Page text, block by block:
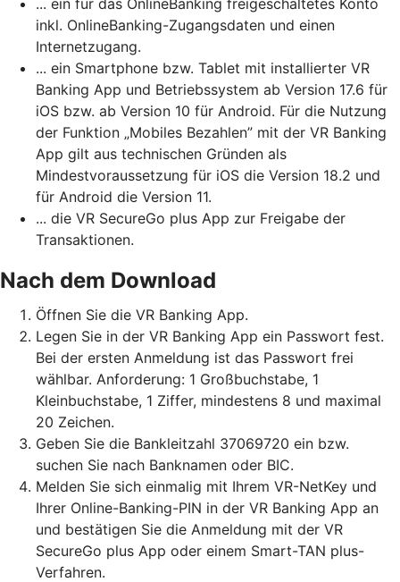
inkl. OnlineBanking-Zugangsdaten und einen
Internetzugang.
... ein Smartphone bzw. Tablet mit installierter VR
Banking App und Betriebssystem ab Version 17.6 für
iOS bzw. ab Version 10 für Android. Für die Nutzung
der Funktion „Mobiles Bezahlen” mit der VR Banking
App gilt aus technischen Gründen als
Mindestvoraussetzung für iOS die Version 18.2 und
für Android die Version 11.
... die VR SecureGo plus App zur Freigabe der
Transaktionen.
Nach dem Download
Öffnen Sie die VR Banking App.
Legen Sie in der VR Banking App ein Passwort fest.
Bei der ersten Anmeldung ist das Passwort frei
wählbar. Anforderung: 1 Großbuchstabe, 1
Kleinbuchstabe, 1 Ziffer, mindestens 8 und maximal
20 Zeichen.
Geben Sie die Bankleitzahl 37069720 ein bzw.
suchen Sie nach Banknamen oder BIC.
Melden Sie sich einmalig mit Ihrem VR-NetKey und
Ihrer Online-Banking-PIN in der VR Banking App an
und bestätigen Sie die Anmeldung mit der VR
SecureGo plus App oder einem Smart-TAN plus-
Verfahren.